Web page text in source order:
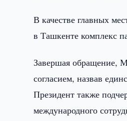
В качестве главных
в Ташкенте комплекс
Завершая обращение,
согласием, назвав
Президент также
международного